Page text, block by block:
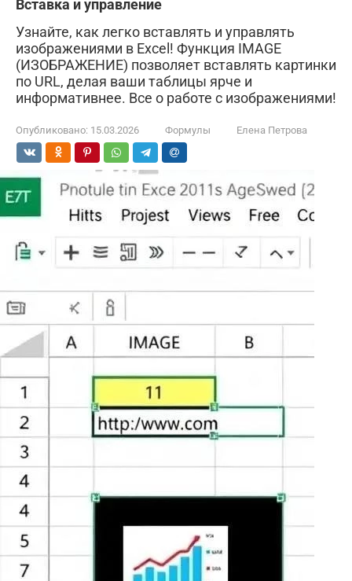
Вставка и управление
Узнайте, как легко вставлять и управлять
изображениями в Excel! Функция IMAGE
(ИЗОБРАЖЕНИЕ) позволяет вставлять картинки
по URL, делая ваши таблицы ярче и
информативнее. Все о работе с изображениями!
Опубликовано: 15.03.2026 Формулы Елена Петрова